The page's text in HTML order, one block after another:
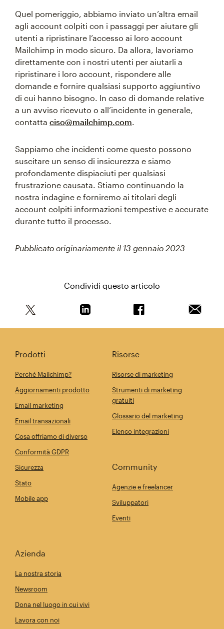
Quel pomeriggio, abbiamo inviato un’altra email
agli account colpiti con i passaggi per aiutare gli
utenti a ripristinare l’accesso ai loro account
Mailchimp in modo sicuro. Da allora, lavoriamo
direttamente con i nostri utenti per aiutarli a
ripristinare i loro account, rispondere alle
domande e fornire qualsiasi supporto aggiuntivo
di cui hanno bisogno. In caso di domande relative
a un avviso ricevuto o all’incidente in generale,
contatta ciso@mailchimp.com.
Sappiamo che incidenti come questo possono
suscitare un senso di insicurezza e siamo
profondamente dispiaciuti per qualsiasi
frustrazione causata. Stiamo continuando la
nostra indagine e forniremo ai titolari degli
account colpiti informazioni tempestive e accurate
durante tutto il processo.
Pubblicato originariamente il 13 gennaio 2023
Condividi questo articolo
Prodotti
Perché Mailchimp?
Aggiornamenti prodotto
Email marketing
Email transazionali
Cosa offriamo di diverso
Conformità GDPR
Sicurezza
Stato
Mobile app
Risorse
Risorse di marketing
Strumenti di marketing
gratuiti
Glossario del marketing
Elenco integrazioni
Community
Agenzie e freelancer
Sviluppatori
Eventi
Azienda
La nostra storia
Newsroom
Dona nel luogo in cui vivi
Lavora con noi